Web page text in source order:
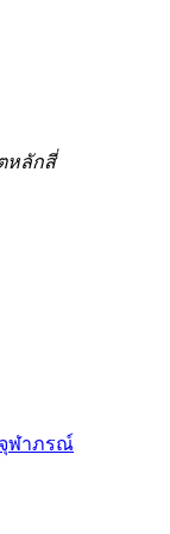
หลักสี่
จุฬาภรณ์